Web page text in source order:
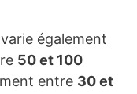
également
50 et 100
entre 30 et